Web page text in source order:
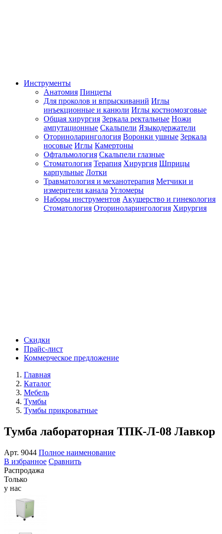
Инструменты
Анатомия Пинцеты
Для проколов и впрыскиваний Иглы
инъекционные и канюли Иглы костномозговые
Общая хирургия Зеркала ректальные Ножи
ампутационные Скальпели Языкодержатели
Оториноларингология Воронки ушные Зеркала
носовые Иглы Камертоны
Офтальмология Скальпели глазные
Стоматология Терапия Хирургия Шприцы
карпульные Лотки
Травматология и механотерапия Метчики и
измерители канала Угломеры
Наборы инструментов Акушерство и гинекология
Стоматология Оториноларингология Хирургия
Скидки
Прайс-лист
Коммерческое предложение
Главная
Каталог
Мебель
Тумбы
Тумбы прикроватные
Тумба лабораторная ТПК-Л-08 Лавкор
Арт. 9044 Полное наименование
В избранное Сравнить
Распродажа
Только
у нас